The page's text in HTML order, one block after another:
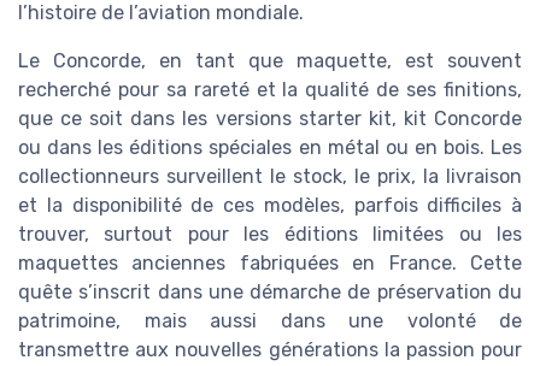
l’histoire de l’aviation mondiale.
Le Concorde, en tant que maquette, est souvent
recherché pour sa rareté et la qualité de ses finitions,
que ce soit dans les versions starter kit, kit Concorde
ou dans les éditions spéciales en métal ou en bois. Les
collectionneurs surveillent le stock, le prix, la livraison
et la disponibilité de ces modèles, parfois difficiles à
trouver, surtout pour les éditions limitées ou les
maquettes anciennes fabriquées en France. Cette
quête s’inscrit dans une démarche de préservation du
patrimoine, mais aussi dans une volonté de
transmettre aux nouvelles générations la passion pour